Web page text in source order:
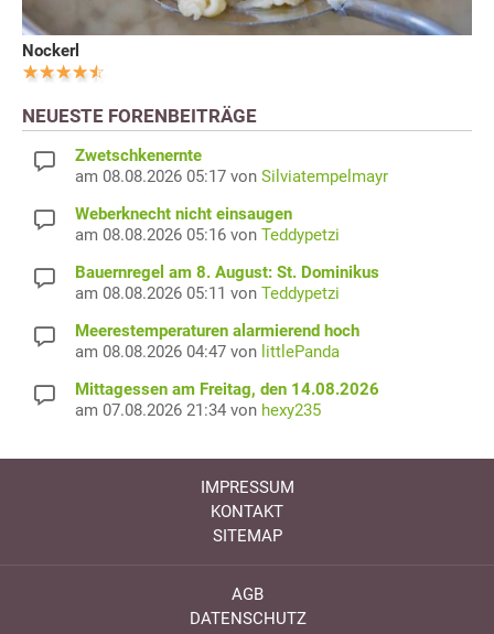
Nockerl
NEUESTE FORENBEITRÄGE
Zwetschkenernte
am 08.08.2026 05:17 von Silviatempelmayr
Weberknecht nicht einsaugen
am 08.08.2026 05:16 von Teddypetzi
Bauernregel am 8. August: St. Dominikus
am 08.08.2026 05:11 von Teddypetzi
Meerestemperaturen alarmierend hoch
am 08.08.2026 04:47 von littlePanda
Mittagessen am Freitag, den 14.08.2026
am 07.08.2026 21:34 von hexy235
IMPRESSUM
KONTAKT
SITEMAP
AGB
DATENSCHUTZ